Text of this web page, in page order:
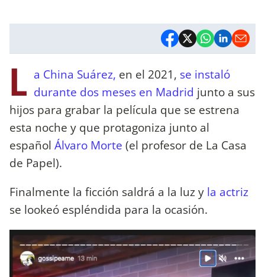
L a China Suárez, en el 2021, se instaló
durante dos meses en Madrid junto a sus
hijos para grabar la película que se estrena
esta noche y que protagoniza junto al
español Álvaro Morte (el profesor de La Casa
de Papel).
Finalmente la ficción saldrá a la luz y la actriz
se lookeó espléndida para la ocasión.